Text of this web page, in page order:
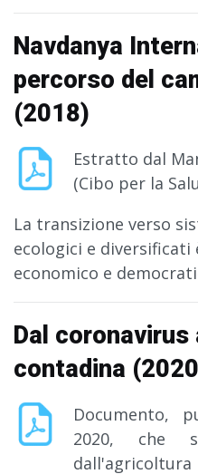
Navdanya
percorso del
(2018)
Estratto dal
(Cibo per la
La transizione verso
ecologici e
economico e
Dal coronavirus
contadina
Documento,
2020, che